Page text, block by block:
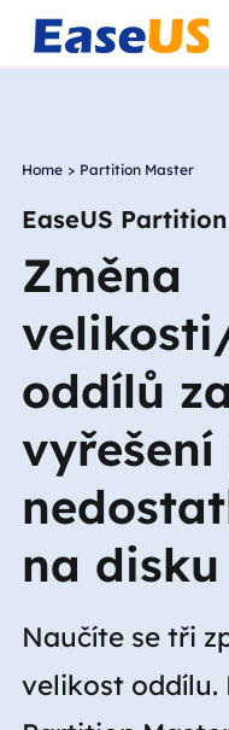
Home > Partition Master
EaseUS
Změna
oddílů
na disku
Naučíte se tři
velikost oddílu.